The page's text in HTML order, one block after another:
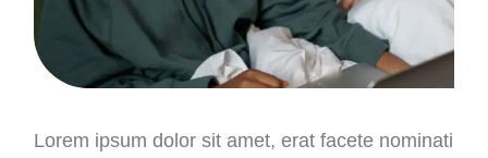
Lorem ipsum dolor sit amet, erat facete nominati